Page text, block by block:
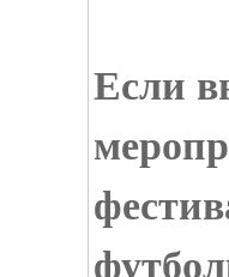
Если